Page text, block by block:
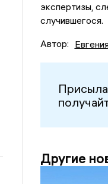
экспертизы,
случившегося.
Автор:
Другие